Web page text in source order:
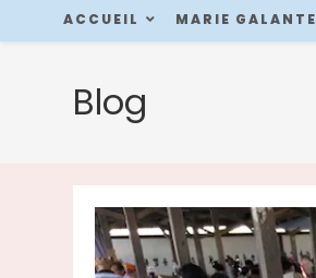
ACCUEIL MARIE GALANTE
Blog